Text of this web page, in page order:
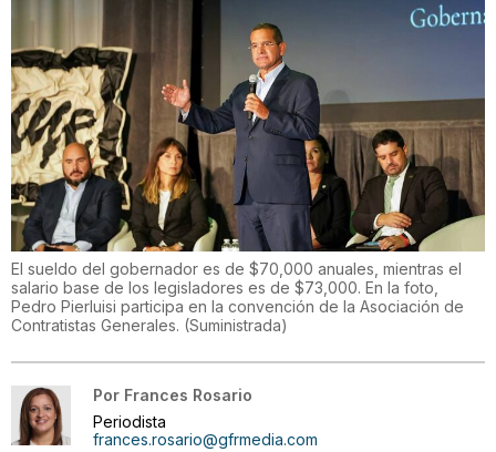
El sueldo del gobernador es de $70,000 anuales, mientras el
salario base de los legisladores es de $73,000. En la foto,
Pedro Pierluisi participa en la convención de la Asociación de
Contratistas Generales. (Suministrada)
Por Frances Rosario
Periodista
frances.rosario@gfrmedia.com